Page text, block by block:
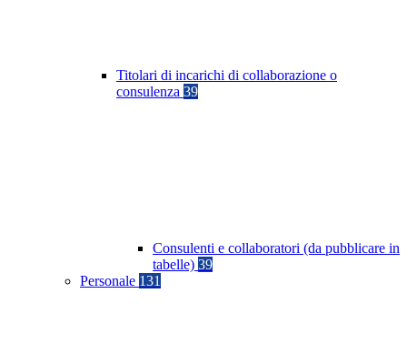
Titolari di incarichi di collaborazione o
consulenza 39
Consulenti e collaboratori (da pubblicare in
tabelle) 39
Personale 131